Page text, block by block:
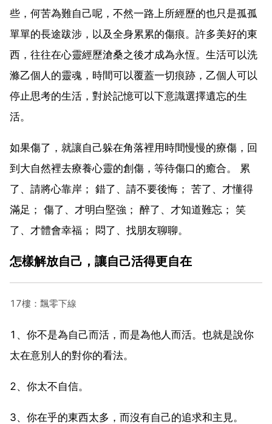
些，何苦為難自己呢，不然一路上所經歷的也只是孤孤
單單的長途跋涉，以及全身累累的傷痕。許多美好的東
西，往往在心靈經歷滄桑之後才成為永恆。生活可以洗
滌乙個人的靈魂，時間可以覆蓋一切痕跡，乙個人可以
停止思考的生活，對於記憶可以下意識選擇遺忘的生
活。
如果傷了，就讓自己躲在角落裡用時間慢慢的療傷，回
到大自然裡去療養心靈的創傷，等待傷口的癒合。 累
了、請將心靠岸； 錯了、請不要後悔； 苦了、才懂得
滿足； 傷了、才明白堅強； 醉了、才知道難忘； 笑
了、才體會幸福； 悶了、找朋友聊聊。
怎樣解放自己，讓自己活得更自在
17樓：飄零下線
1、你不是為自己而活，而是為他人而活。也就是說你
太在意別人的對你的看法。
2、你太不自信。
3、你在乎的東西太多，而沒有自己的追求和主見。